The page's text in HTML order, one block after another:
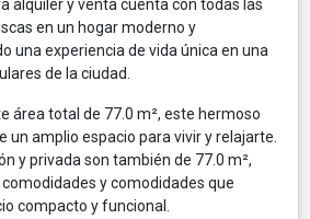
alquiler y venta cuenta con todas las
en un hogar moderno y
una experiencia de vida única en una
de la ciudad.
área total de 77.0 m², este hermoso
amplio espacio para vivir y relajarte.
y privada son también de 77.0 m²,
y comodidades que
compacto y funcional.